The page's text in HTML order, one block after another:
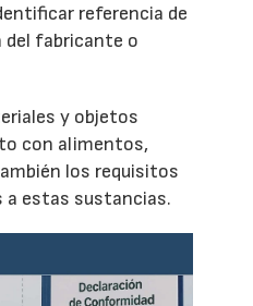
referencia de
del fabricante o
y objetos
con alimentos,
los requisitos
a estas sustancias.